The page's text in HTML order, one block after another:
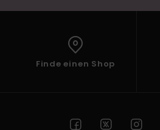
Finde einen Shop